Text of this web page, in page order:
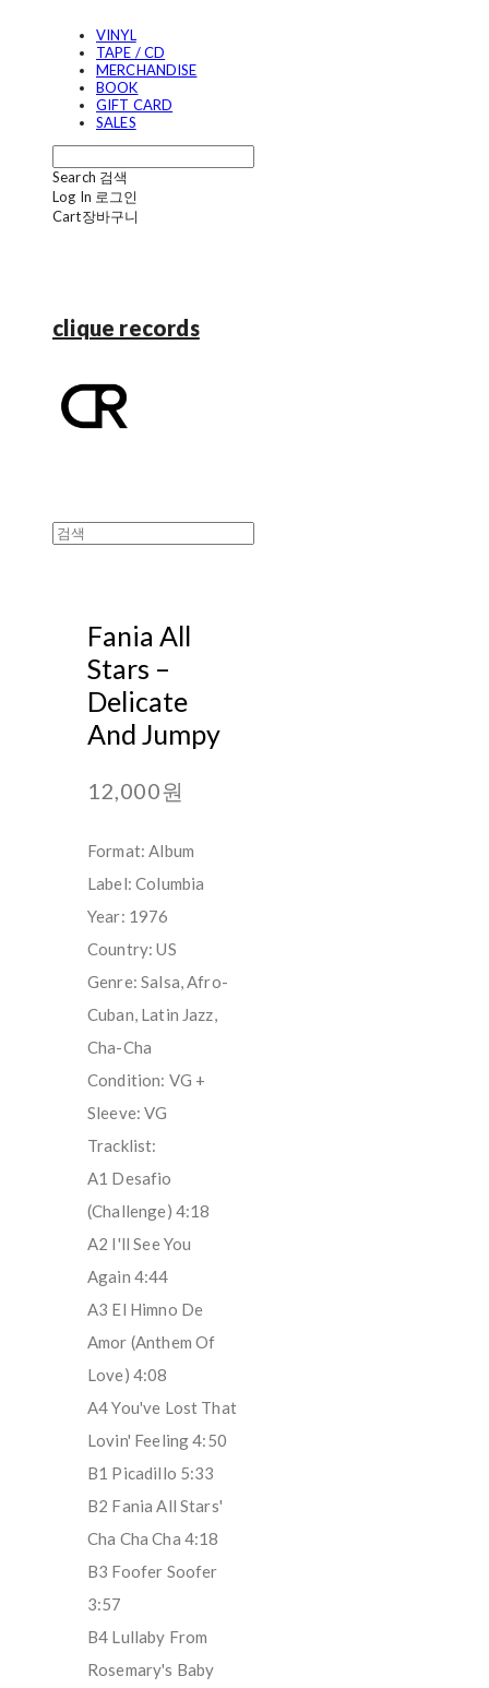
VINYL
TAPE / CD
MERCHANDISE
BOOK
GIFT CARD
SALES
Search 검색
Log In 로그인
Cart장바구니
clique records
Fania All
Stars ‎–
Delicate
And Jumpy
12,000원
Format: Album
Label: Columbia
Year: 1976
Country: US
Genre: Salsa, Afro-
Cuban, Latin Jazz,
Cha-Cha
Condition: VG +
Sleeve: VG
Tracklist:
A1 Desafio
(Challenge) 4:18
A2 I'll See You
Again 4:44
A3 El Himno De
Amor (Anthem Of
Love) 4:08
A4 You've Lost That
Lovin' Feeling 4:50
B1 Picadillo 5:33
B2 Fania All Stars'
Cha Cha Cha 4:18
B3 Foofer Soofer
3:57
B4 Lullaby From
Rosemary's Baby